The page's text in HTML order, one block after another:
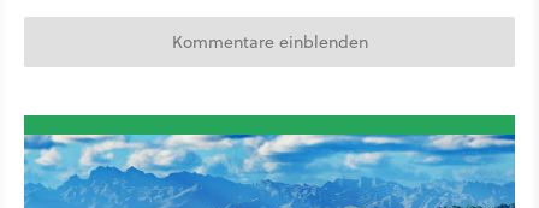
Kommentare einblenden